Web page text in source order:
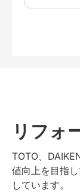
リフォ
TOTO、
値向上を目指
しています。